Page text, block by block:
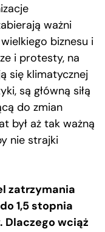
ważni
biznesu i
i protesty, na
się klimatycznej
są główną siłą
do zmian
był aż tak ważną
nie strajki
zatrzymania
1,5 stopnia
Dlaczego wciąż